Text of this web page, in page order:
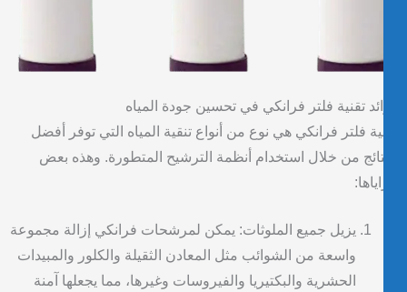
تقنية فلتر فرانكي في تحسين جودة المياه
فلتر فرانكي هي نوع من أنواع تنقية المياه التي توفر أفضل
من خلال استخدام أنظمة الترشيح المتطورة. وهذه بعض
يزيل جميع الملوثات: يمكن لمرشحات فرانكي إزالة مجموعة
واسعة من الشوائب مثل المعادن الثقيلة والكلور والمبيدات
الحشرية والبكتيريا والفيروسات وغيرها، مما يجعلها آمنة